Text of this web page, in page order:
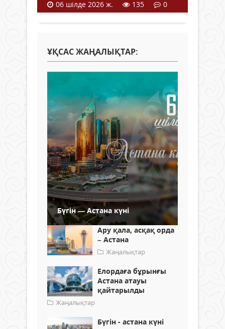
06 шілде 2026 ж.
135 0
ҰҚСАС ЖАҢАЛЫҚТАР:
Бүгін — Астана күні
Ару қала, асқақ орда
– Астана
Жаңалықтар
Елордаға бұрынғы
Астана атауы
қайтарылды
Жаңалықтар
Бүгін - астана күні